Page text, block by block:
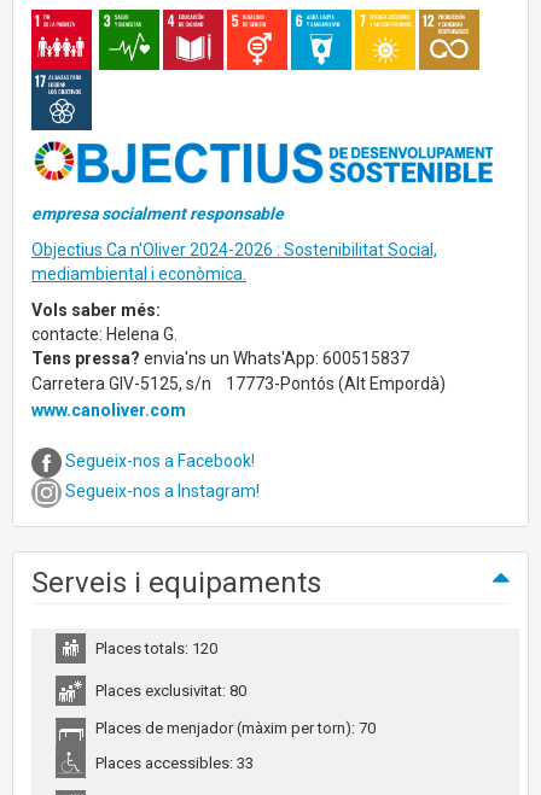
empresa socialment responsable
Objectius Ca n'Oliver 2024-2026 : Sostenibilitat Social,
mediambiental i econòmica.
Vols saber més:
contacte: Helena G.
Tens pressa? envia'ns un Whats'App: 600515837
Carretera GIV-5125, s/n 17773-Pontós (Alt Empordà)
www.canoliver.com
Segueix-nos a Facebook!
Segueix-nos a Instagram!
Serveis i equipaments
Places totals: 120
Places exclusivitat: 80
Places de menjador (màxim per torn): 70
Places accessibles: 33